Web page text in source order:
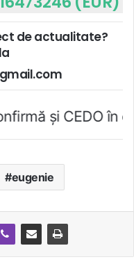
de actualitate?
în cazul
eugenie